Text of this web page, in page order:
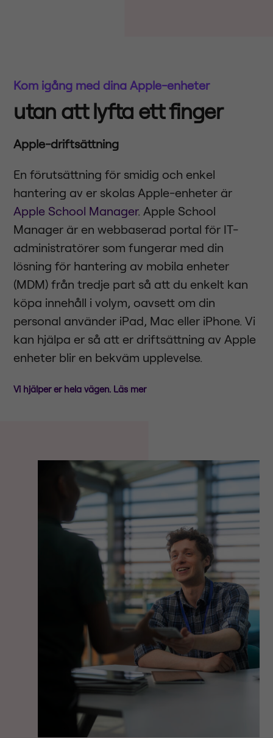
Kom igång med dina Apple-enheter
utan att lyfta ett finger
Apple-driftsättning
En förutsättning för smidig och enkel
hantering av er skolas Apple-enheter är
Apple School Manager. Apple School
Manager är en webbaserad portal för IT-
administratörer som fungerar med din
lösning för hantering av mobila enheter
(MDM) från tredje part så att du enkelt kan
köpa innehåll i volym, oavsett om din
personal använder iPad, Mac eller iPhone. Vi
kan hjälpa er så att er driftsättning av Apple
enheter blir en bekväm upplevelse.
Vi hjälper er hela vägen. Läs mer